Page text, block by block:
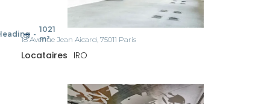
-
1021
m²
18 Avenue Jean Aicard, 75011 Paris
Locataires IRO